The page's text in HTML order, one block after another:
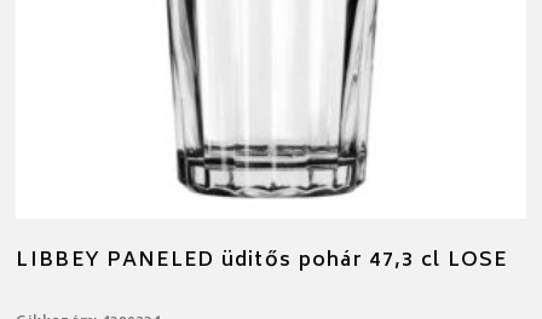
LIBBEY PANELED üditős pohár 47,3 cl LOSE